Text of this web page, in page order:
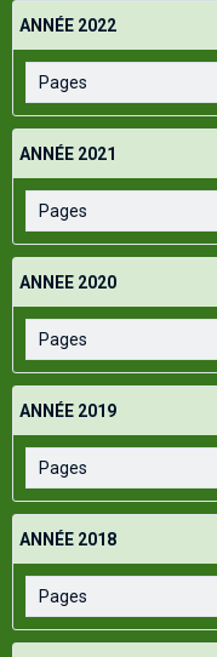
ANNÉE 2022
ANNÉE 2021
ANNEE 2020
ANNÉE 2019
ANNÉE 2018